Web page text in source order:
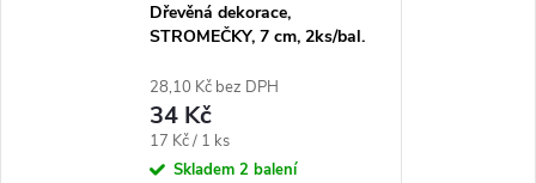
Dřevěná dekorace,
STROMEČKY, 7 cm, 2ks/bal.
28,10 Kč bez DPH
34 Kč
Měrná
cena:
17 Kč / 1 ks
Skladem 2 balení